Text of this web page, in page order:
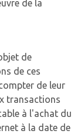
de la
de
de ces
de leur
transactions
à l'achat du
à la date de